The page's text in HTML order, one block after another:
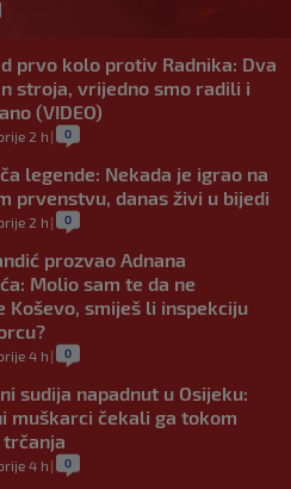
prvo kolo protiv Radnika: Dva
stroja, vrijedno smo radili i
(VIDEO)
2 h | 0
legende: Nekada je igrao na
prvenstvu, danas živi u bijedi
2 h | 0
prozvao Adnana
Molio sam te da ne
Koševo, smiješ li inspekciju
4 h | 0
sudija napadnut u Osijeku:
muškarci čekali ga tokom
4 h | 0